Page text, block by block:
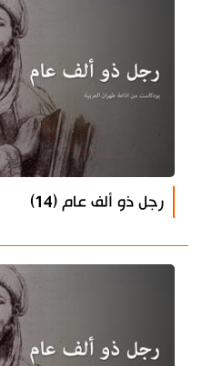
رجل ذو ألف عام (14)